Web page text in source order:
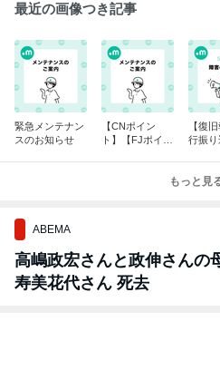
最近の画像つき記事
緊急メンテナン
スのお知らせ
【CNポイン
ト】【FJポイン
【復
行振り
もっと見
ABEMA
高嶋政宏さんと政伸さんの
寿美花代さん 死去